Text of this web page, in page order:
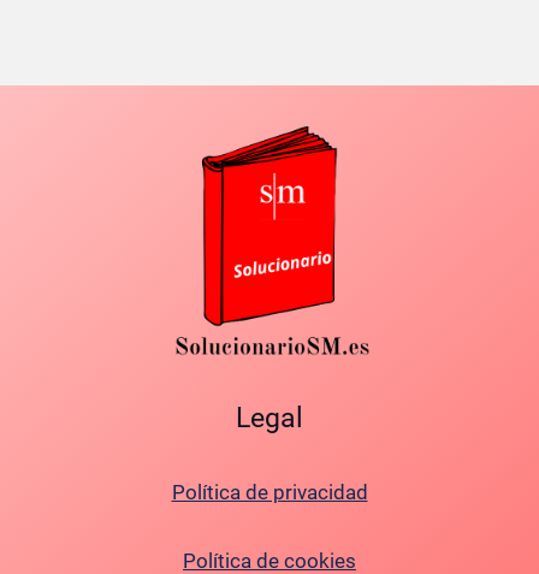
Legal
Política de privacidad
Política de cookies